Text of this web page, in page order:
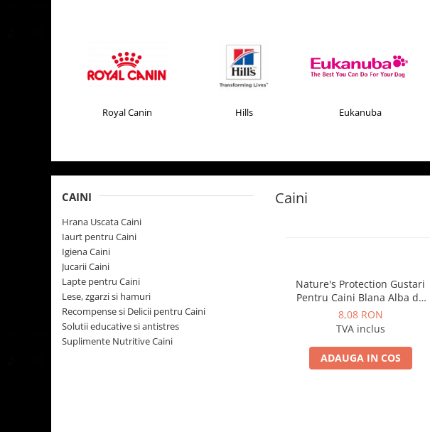
DIETE VETERINARE
ROYAL CANIN DIETE
ANTIPARAZITARE INTERNE
VITAMINE ȘI SUPLIMENTE
NUTRACEUTICE
RECOMPENSE
ANTIPARAZITARE INTERNE
SUPLIMENTE
Royal Canin Hills Eukanuba
Caini
CAINI
Hrana Uscata Caini
Iaurt pentru Caini
Igiena Caini
Jucarii Caini
Lapte pentru Caini
Lese, zgarzi si hamuri
Recompense si Delicii pentru Caini
Solutii educative si antistres
Suplimente Nutritive Caini
Nature's Protection Gustari
Pentru Caini Blana Alba de
Toate Rasele cu Ton si
Somon 70g
8,08 RON
TVA inclus
ADAUGA IN COS